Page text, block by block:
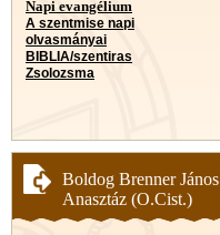
Napi evangélium
A szentmise napi
olvasmányai
BIBLIA/szentiras
Zsolozsma
Boldog Brenner János
Anasztáz (O.Cist.)